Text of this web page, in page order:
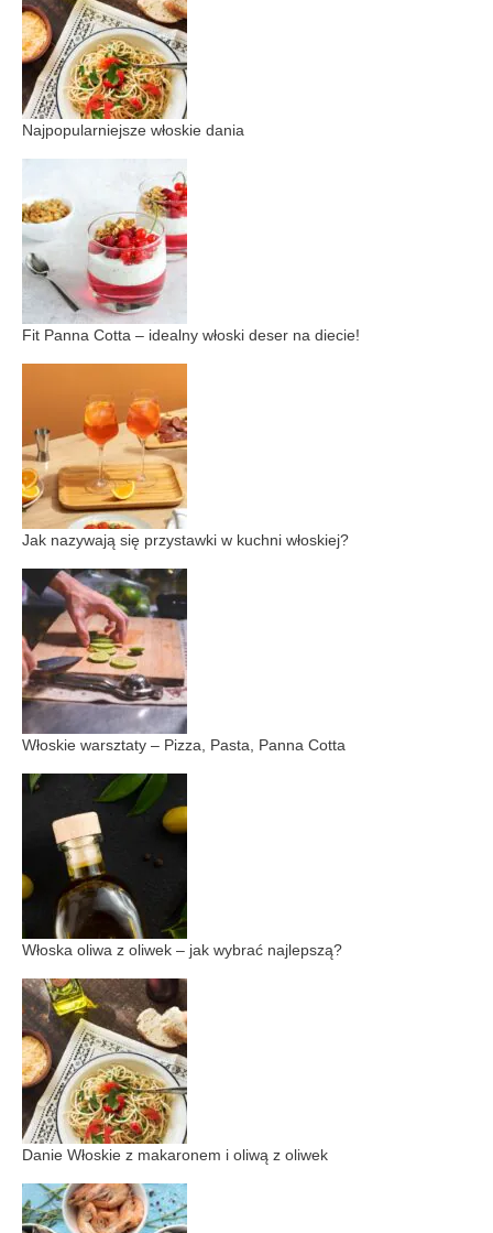
Najpopularniejsze włoskie dania
Fit Panna Cotta – idealny włoski deser na diecie!
Jak nazywają się przystawki w kuchni włoskiej?
Włoskie warsztaty – Pizza, Pasta, Panna Cotta
Włoska oliwa z oliwek – jak wybrać najlepszą?
Danie Włoskie z makaronem i oliwą z oliwek